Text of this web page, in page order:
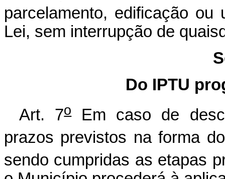
parcelamento, edificação
Lei, sem interrupção de
Do IPTU
Art. 7o
Em caso de
prazos previstos na forma
sendo cumpridas as etapas